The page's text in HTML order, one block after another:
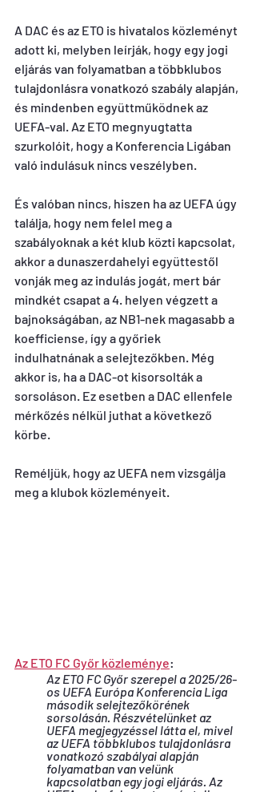
A DAC és az ETO is hivatalos közleményt
adott ki, melyben leírják, hogy egy jogi
eljárás van folyamatban a többklubos
tulajdonlásra vonatkozó szabály alapján,
és mindenben együttműködnek az
UEFA-val. Az ETO megnyugtatta
szurkolóit, hogy a Konferencia Ligában
való indulásuk nincs veszélyben.
És valóban nincs, hiszen ha az UEFA úgy
találja, hogy nem felel meg a
szabályoknak a két klub közti kapcsolat,
akkor a dunaszerdahelyi együttestől
vonják meg az indulás jogát, mert bár
mindkét csapat a 4. helyen végzett a
bajnokságában, az NB1-nek magasabb a
koefficiense, így a győriek
indulhatnának a selejtezőkben. Még
akkor is, ha a DAC-ot kisorsolták a
sorsoláson. Ez esetben a DAC ellenfele
mérkőzés nélkül juthat a következő
körbe.
Reméljük, hogy az UEFA nem vizsgálja
meg a klubok közleményeit.
Az ETO FC Győr közleménye:
Az ETO FC Győr szerepel a 2025/26-
os UEFA Európa Konferencia Liga
második selejtezőkörének
sorsolásán. Részvételünket az
UEFA megjegyzéssel látta el, mivel
az UEFA többklubos tulajdonlásra
vonatkozó szabályai alapján
folyamatban van velünk
kapcsolatban egy jogi eljárás. Az